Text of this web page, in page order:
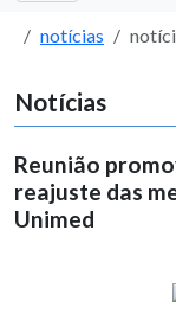
notícias
Notícias
Reunião
reajuste das
Unimed